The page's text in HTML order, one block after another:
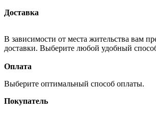
Доставка
В зависимости от места жительства вам
доставки. Выберите любой удобный
Оплата
Выберите оптимальный способ оплаты.
Покупатель